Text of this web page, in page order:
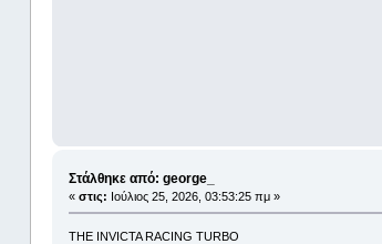
Στάλθηκε από: george_
« στις: Ιούλιος 25, 2026, 03:53:25 πμ »
THE INVICTA RACING TURBO